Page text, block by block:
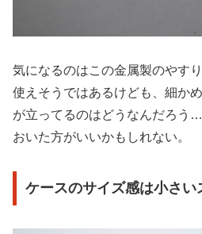
気になるのはこの金属製のやす
使えそうではあるけども、細か
が立ってるのはどうなんだろう
おいた方がいいかもしれない。
ケースのサイズ感は小さい